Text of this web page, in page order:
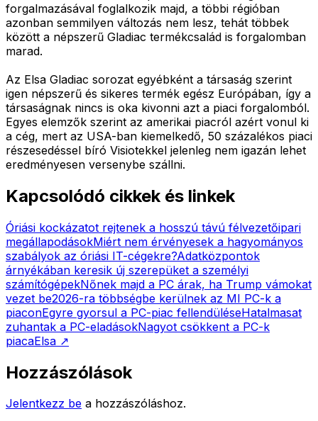
forgalmazásával foglalkozik majd, a többi régióban
azonban semmilyen változás nem lesz, tehát többek
között a népszerű Gladiac termékcsalád is forgalomban
marad.
Az Elsa Gladiac sorozat egyébként a társaság szerint
igen népszerű és sikeres termék egész Európában, így a
társaságnak nincs is oka kivonni azt a piaci forgalomból.
Egyes elemzők szerint az amerikai piacról azért vonul ki
a cég, mert az USA-ban kiemelkedő, 50 százalékos piaci
részesedéssel bíró Visiotekkel jelenleg nem igazán lehet
eredményesen versenybe szállni.
Kapcsolódó cikkek és linkek
Óriási kockázatot rejtenek a hosszú távú félvezetőipari
megállapodásokMiért nem érvényesek a hagyományos
szabályok az óriási IT-cégekre?Adatközpontok
árnyékában keresik új szerepüket a személyi
számítógépekNőnek majd a PC árak, ha Trump vámokat
vezet be2026-ra többségbe kerülnek az MI PC-k a
piaconEgyre gyorsul a PC-piac fellendüléseHatalmasat
zuhantak a PC-eladásokNagyot csökkent a PC-k
piacaElsa ↗
Hozzászólások
Jelentkezz be a hozzászóláshoz.